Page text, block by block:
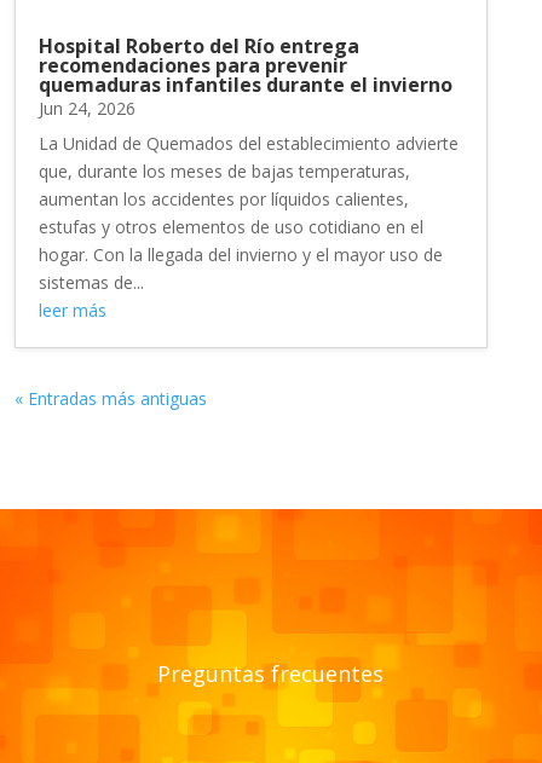
Hospital Roberto del Río entrega
recomendaciones para prevenir
quemaduras infantiles durante el invierno
Jun 24, 2026
La Unidad de Quemados del establecimiento advierte
que, durante los meses de bajas temperaturas,
aumentan los accidentes por líquidos calientes,
estufas y otros elementos de uso cotidiano en el
hogar. Con la llegada del invierno y el mayor uso de
sistemas de...
leer más
« Entradas más antiguas
Preguntas frecuentes